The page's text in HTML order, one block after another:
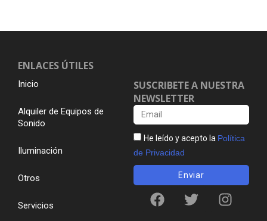
ENLACES ÚTILES
Inicio
Alquiler de Equipos de
Sonido
Iluminación
Otros
Servicios
SUSCRIBETE A NUESTRA
NEWSLETTER
He leído y acepto la Política
de Privacidad
Enviar